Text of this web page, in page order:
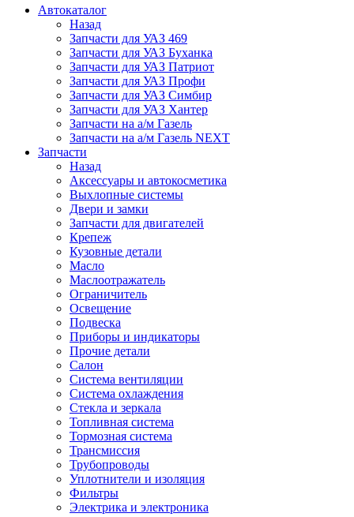
Автокаталог
Назад
Запчасти для УАЗ 469
Запчасти для УАЗ Буханка
Запчасти для УАЗ Патриот
Запчасти для УАЗ Профи
Запчасти для УАЗ Симбир
Запчасти для УАЗ Хантер
Запчасти на а/м Газель
Запчасти на а/м Газель NEXT
Запчасти
Назад
Аксессуары и автокосметика
Выхлопные системы
Двери и замки
Запчасти для двигателей
Крепеж
Кузовные детали
Масло
Маслоотражатель
Ограничитель
Освещение
Подвеска
Приборы и индикаторы
Прочие детали
Салон
Система вентиляции
Система охлаждения
Стекла и зеркала
Топливная система
Тормозная система
Трансмиссия
Трубопроводы
Уплотнители и изоляция
Фильтры
Электрика и электроника